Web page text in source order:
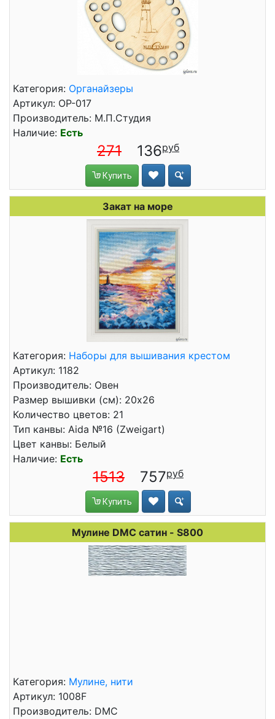
Категория: Органайзеры
Артикул: ОР-017
Производитель: М.П.Студия
Наличие: Есть
271 136
Купить
Закат на море
Категория: Наборы для вышивания крестом
Артикул: 1182
Производитель: Овен
Размер вышивки (см): 20x26
Количество цветов: 21
Тип канвы: Aida №16 (Zweigart)
Цвет канвы: Белый
Наличие: Есть
1513 757
Купить
Мулине DMC сатин - S800
Категория: Мулине, нити
Артикул: 1008F
Производитель: DMC